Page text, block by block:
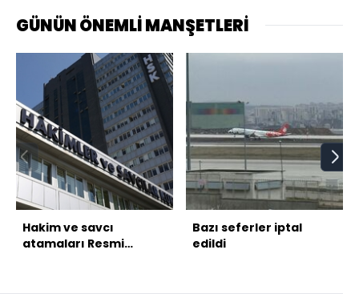
GÜNÜN ÖNEMLİ MANŞETLERİ
Hakim ve savcı
atamaları Resmi
Bazı seferler iptal
edildi